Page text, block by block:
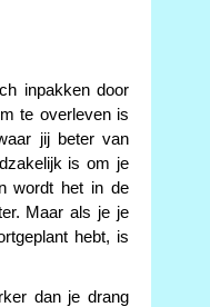
inpakken door
te overleven is
jij beter van
is om je
wordt het in de
Maar als je je
hebt, is
dan je drang